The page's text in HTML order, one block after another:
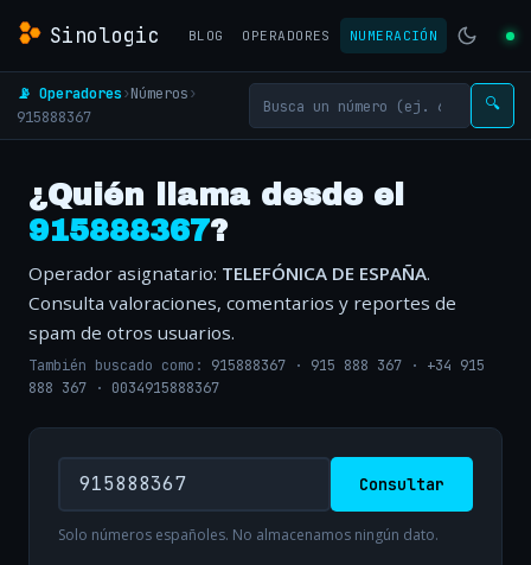
Sinologic BLOG OPERADORES NUMERACIÓN
📡 Operadores›Números›
915888367
🔍
¿Quién llama desde el
915888367?
Operador asignatario: TELEFÓNICA DE ESPAÑA.
Consulta valoraciones, comentarios y reportes de
spam de otros usuarios.
También buscado como: 915888367 · 915 888 367 · +34 915
888 367 · 0034915888367
Consultar
Solo números españoles. No almacenamos ningún dato.